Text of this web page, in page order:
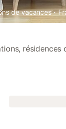
de vacances ·
résidences